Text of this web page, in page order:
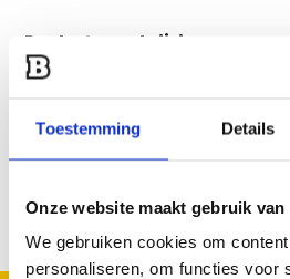
Toestemming Details
Onze website maakt gebruik van
We gebruiken cookies om
personaliseren, om functies voor
Productomschrijving
Reviews